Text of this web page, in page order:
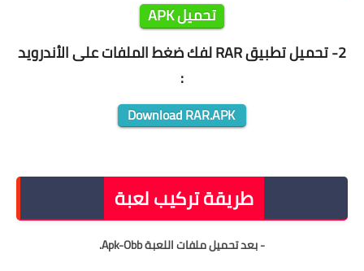
تحميل APK
2- تحميل تطبيق RAR لفك ضغط الملفات على الأندرويد
:
Download RAR.APK
طريقة تركيب لعبة
- بعد تحميل ملفات اللعبة Apk-Obb.